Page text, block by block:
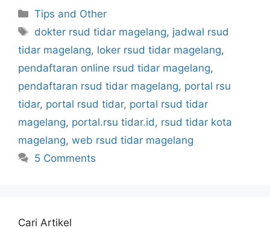
Categories
Tips and Other
Tags
dokter rsud tidar magelang, jadwal rsud
tidar magelang, loker rsud tidar magelang,
pendaftaran online rsud tidar magelang,
pendaftaran rsud tidar magelang, portal rsu
tidar, portal rsud tidar, portal rsud tidar
magelang, portal.rsu tidar.id , rsud tidar kota
magelang, web rsud tidar magelang
5 Comments
Cari Artikel